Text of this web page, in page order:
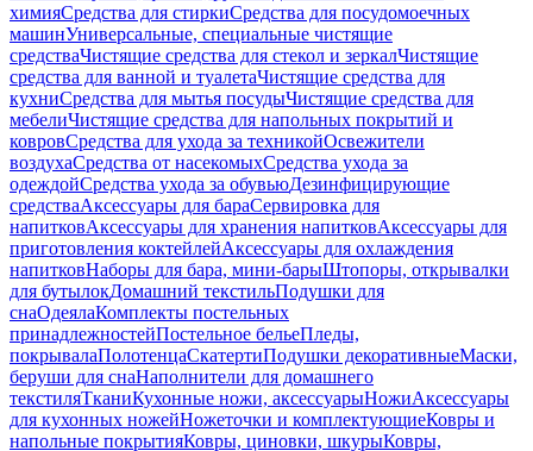
химияСредства для стиркиСредства для посудомоечных
машинУниверсальные, специальные чистящие
средстваЧистящие средства для стекол и зеркалЧистящие
средства для ванной и туалетаЧистящие средства для
кухниСредства для мытья посудыЧистящие средства для
мебелиЧистящие средства для напольных покрытий и
ковровСредства для ухода за техникойОсвежители
воздухаСредства от насекомыхСредства ухода за
одеждойСредства ухода за обувьюДезинфицирующие
средстваАксессуары для бараСервировка для
напитковАксессуары для хранения напитковАксессуары для
приготовления коктейлейАксессуары для охлаждения
напитковНаборы для бара, мини-барыШтопоры, открывалки
для бутылокДомашний текстильПодушки для
снаОдеялаКомплекты постельных
принадлежностейПостельное бельеПледы,
покрывалаПолотенцаСкатертиПодушки декоративныеМаски,
беруши для снаНаполнители для домашнего
текстиляТканиКухонные ножи, аксессуарыНожиАксессуары
для кухонных ножейНожеточки и комплектующиеКовры и
напольные покрытияКовры, циновки, шкурыКовры,